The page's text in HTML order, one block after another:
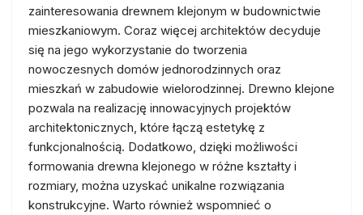
zainteresowania drewnem klejonym w budownictwie
mieszkaniowym. Coraz więcej architektów decyduje
się na jego wykorzystanie do tworzenia
nowoczesnych domów jednorodzinnych oraz
mieszkań w zabudowie wielorodzinnej. Drewno klejone
pozwala na realizację innowacyjnych projektów
architektonicznych, które łączą estetykę z
funkcjonalnością. Dodatkowo, dzięki możliwości
formowania drewna klejonego w różne kształty i
rozmiary, można uzyskać unikalne rozwiązania
konstrukcyjne. Warto również wspomnieć o